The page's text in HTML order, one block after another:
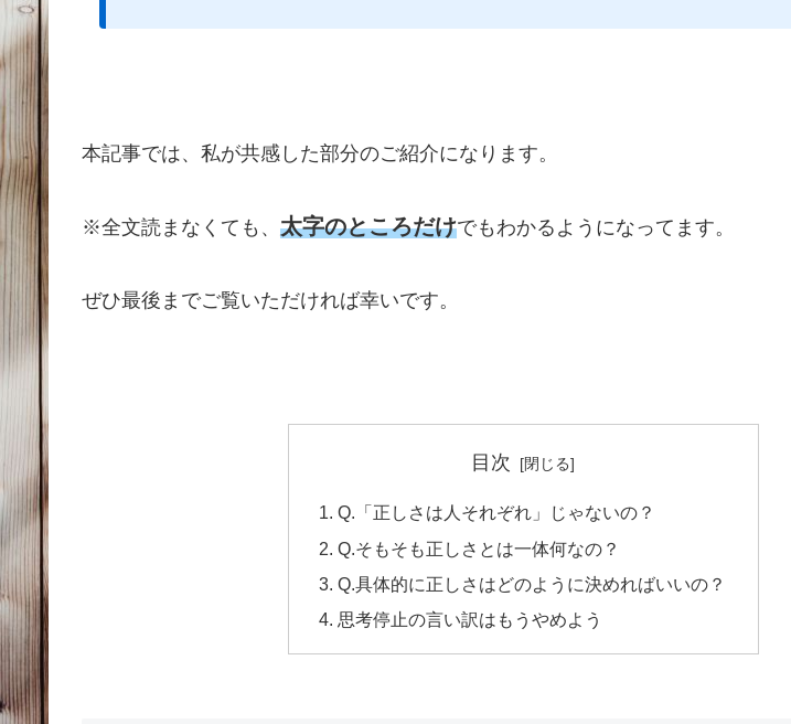
本記事では、私が共感した部分のご紹介になります。
※全文読まなくても、 太字のところだけでもわかるようになってます。
ぜひ最後までご覧いただければ幸いです。
目次
Q.「正しさは人それぞれ」じゃないの？
Q.そもそも正しさとは一体何なの？
Q.具体的に正しさはどのように決めればいいの？
思考停止の言い訳はもうやめよう